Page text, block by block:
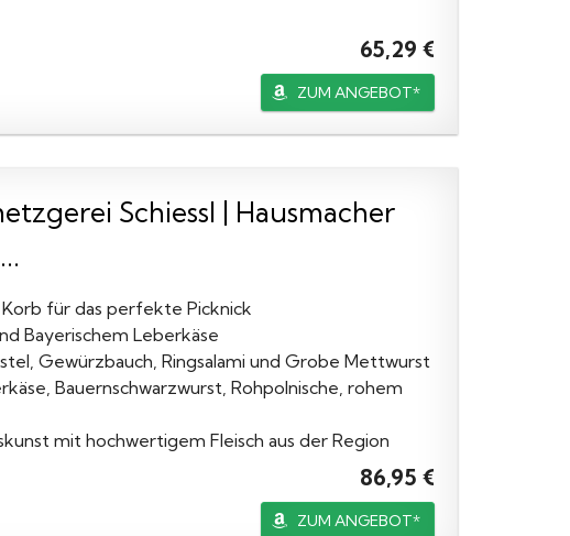
65,29 €
ZUM ANGEBOT*
Schiessl | Hausmacher
für das perfekte Picknick
Bayerischem Leberkäse
Gewürzbauch, Ringsalami und Grobe Mettwurst
Bauernschwarzwurst, Rohpolnische, rohem
mit hochwertigem Fleisch aus der Region
86,95 €
ZUM ANGEBOT*